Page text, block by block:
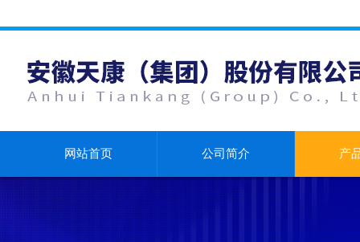
网站首页 公司简介 产